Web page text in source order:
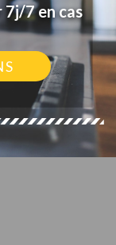
7 en cas